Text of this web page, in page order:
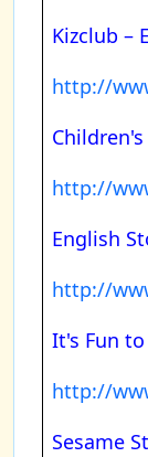
Kizclub –
http://
http://
English
http://
It's Fun to
http://
Sesame